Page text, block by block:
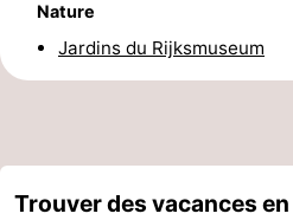
pour
les
Adresses
Médicales
Météo
Nature
Jardins du Rijksmuseum
Trouver des vacances